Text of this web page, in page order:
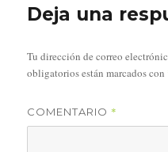
Deja una
Tu dirección de correo
obligatorios están marcados con
COMENTARIO *